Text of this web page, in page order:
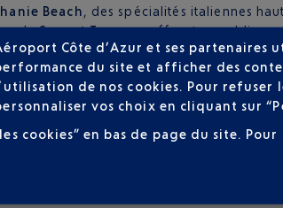
Beach, des spécialités italiennes
laSunset Terrace, offrant un sublime
OFFERTS AUX MEMBRES GOLD
Côte d’Azur et ses partenaires
du site et afficher des
de nos cookies. Pour refuser
vos choix en cliquant sur
cookies” en bas de page du site. Pour